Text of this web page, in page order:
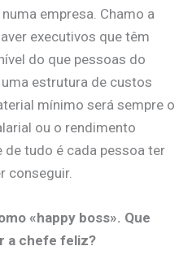
empresa. Chamo a
executivos que têm
do que pessoas do
estrutura de custos
mínimo será sempre o
ou o rendimento
tudo é cada pessoa ter
conseguir.​
«happy boss». Que
a chefe feliz?